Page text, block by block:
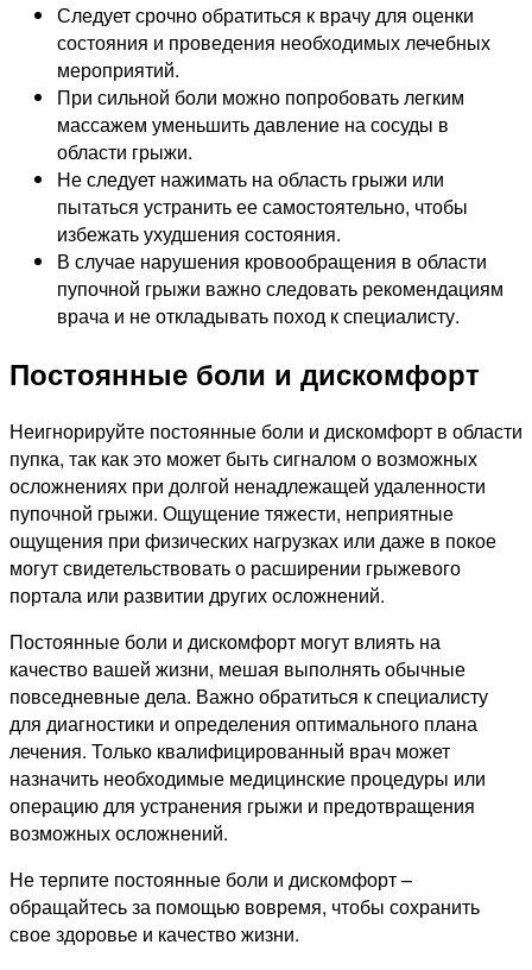
Следует срочно обратиться к врачу для оценки
состояния и проведения необходимых лечебных
мероприятий.
При сильной боли можно попробовать легким
массажем уменьшить давление на сосуды в
области грыжи.
Не следует нажимать на область грыжи или
пытаться устранить ее самостоятельно, чтобы
избежать ухудшения состояния.
В случае нарушения кровообращения в области
пупочной грыжи важно следовать рекомендациям
врача и не откладывать поход к специалисту.
Постоянные боли и дискомфорт
Неигнорируйте постоянные боли и дискомфорт в области
пупка, так как это может быть сигналом о возможных
осложнениях при долгой ненадлежащей удаленности
пупочной грыжи. Ощущение тяжести, неприятные
ощущения при физических нагрузках или даже в покое
могут свидетельствовать о расширении грыжевого
портала или развитии других осложнений.
Постоянные боли и дискомфорт могут влиять на
качество вашей жизни, мешая выполнять обычные
повседневные дела. Важно обратиться к специалисту
для диагностики и определения оптимального плана
лечения. Только квалифицированный врач может
назначить необходимые медицинские процедуры или
операцию для устранения грыжи и предотвращения
возможных осложнений.
Не терпите постоянные боли и дискомфорт –
обращайтесь за помощью вовремя, чтобы сохранить
свое здоровье и качество жизни.